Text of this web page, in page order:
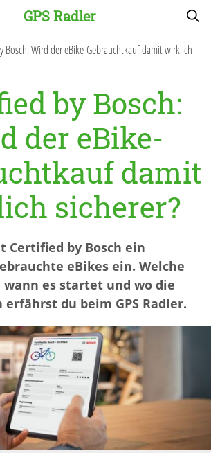
GPS Radler
Bosch: Wird der eBike-Gebrauchtkauf damit wirklich
by Bosch:
der eBike-
damit
sicherer?
Certified by Bosch ein
eBikes ein. Welche
wann es startet und wo die
erfährst du beim GPS Radler.